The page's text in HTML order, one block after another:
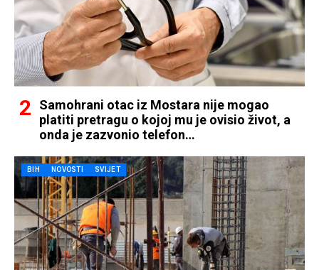
Samohrani otac iz Mostara nije mogao
platiti pretragu o kojoj mu je ovisio život, a
onda je zazvonio telefon…
BIH NOVOSTI SVIJET